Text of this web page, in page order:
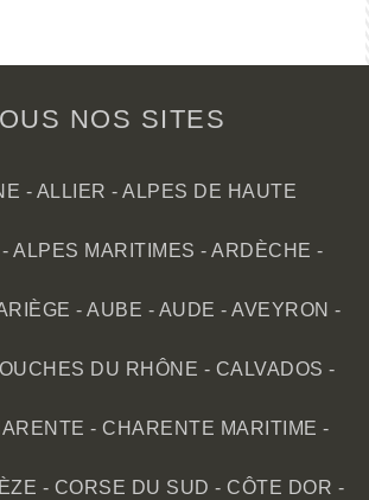
NOS SITES
- ALLIER -ALPES DE HAUTE
- ALPES MARITIMES - ARDÈCHE -
-AUBE - AUDE -AVEYRON -
DU RHÔNE - CALVADOS -
-CHARENTE MARITIME -
- CORSE DU SUD - CÔTE DOR -